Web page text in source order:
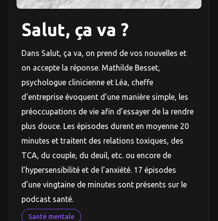
Salut, ça va ?
Dans Salut, ça va, on prend de vos nouvelles et
on accepte la réponse. Mathilde Besset,
psychologue clinicienne et Léa, cheffe
d'entreprise évoquent d’une manière simple, les
préoccupations de vie afin d’essayer de la rendre
plus douce. Les épisodes durent en moyenne 20
minutes et traitent des relations toxiques, des
TCA, du couple, du deuil, etc. ou encore de
l’hypersensibilité et de l’anxiété. 17 épisodes
d’une vingtaine de minutes sont présents sur le
podcast santé.
Santé mentale